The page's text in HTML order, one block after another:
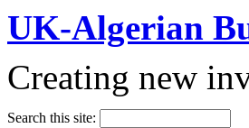
UK-Algerian
Creating new
Search this site: